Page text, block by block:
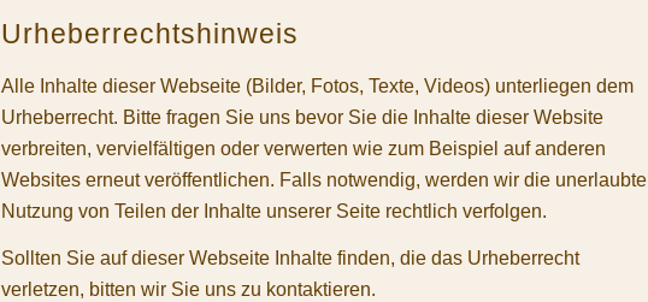
Urheberrechtshinweis
Alle Inhalte dieser Webseite (Bilder, Fotos, Texte, Videos) unterliegen dem
Urheberrecht. Bitte fragen Sie uns bevor Sie die Inhalte dieser Website
verbreiten, vervielfältigen oder verwerten wie zum Beispiel auf anderen
Websites erneut veröffentlichen. Falls notwendig, werden wir die unerlaubte
Nutzung von Teilen der Inhalte unserer Seite rechtlich verfolgen.
Sollten Sie auf dieser Webseite Inhalte finden, die das Urheberrecht
verletzen, bitten wir Sie uns zu kontaktieren.